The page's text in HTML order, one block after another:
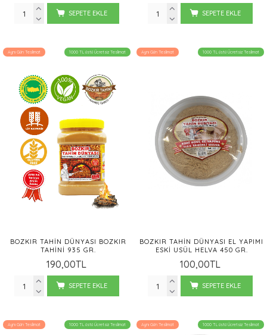
SEPETE EKLE SEPETE EKLE
Aynı Gün Teslimat 1000 TL üstü Ücretsiz Teslimat
BOZKIR TAHIN DÜNYASI BOZKIR
TAHINI 935 GR.
190,00TL
SEPETE EKLE
Aynı Gün Teslimat 1000 TL üstü Ücretsiz Teslimat
BOZKIR TAHIN DÜNYASI EL YAPIMI
ESKI USÜL HELVA 450 GR.
100,00TL
SEPETE EKLE
Aynı Gün Teslimat 1000 TL üstü Ücretsiz Teslimat Aynı Gün Teslimat 1000 TL üstü Ücretsiz Teslimat